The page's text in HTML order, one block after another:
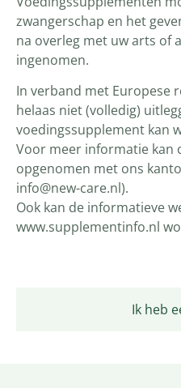
Ik heb
zwangerschap en het
na overleg met uw arts of
ingenomen.
In verband met Europese
helaas niet (volledig)
voedingssupplement kan
Voor meer informatie kan
opgenomen met ons
info@new-care.nl).
Ook kan de informatieve
www.supplementinfo.nl